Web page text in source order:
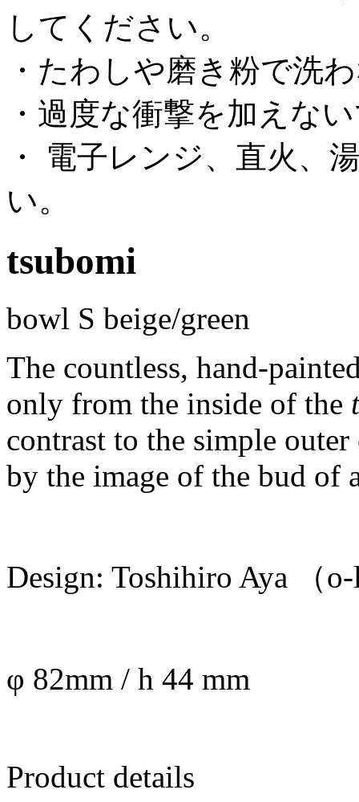
してください。
・たわしや磨き粉で洗
・過度な衝撃を加えな
・ 電子レンジ、直火、
い。
tsubomi
bowl S beige/green
The countless, hand-
only from the inside of the
contrast to the simple
by the image of the bud of
Design: Toshihiro Aya （
φ 82mm / h 44 mm
Product details